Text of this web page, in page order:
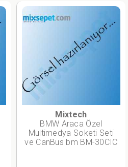
Mixtech
BMW Araca Özel
Multimedya Soketi Seti
ve CanBus bm BM-30CIC